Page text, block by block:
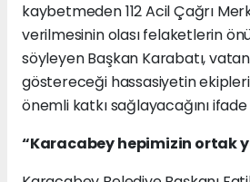
kaybetmeden 112 Acil Çağrı
verilmesinin olası felaketlerin
söyleyen Başkan Karabatı,
göstereceği hassasiyetin
önemli katkı sağlayacağını
“Karacabey hepimizin ortak